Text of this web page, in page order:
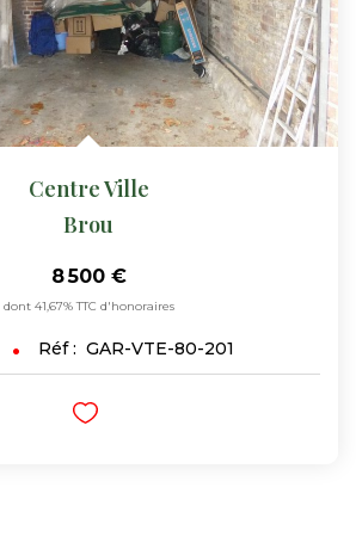
Centre Ville
Brou
8 500 €
dont 41,67% TTC d'honoraires
Réf : GAR-VTE-80-201